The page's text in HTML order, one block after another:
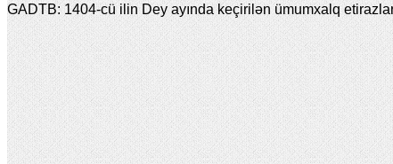
GADTB: 1404-cü ilin Dey ayında keçirilən ümumxalq